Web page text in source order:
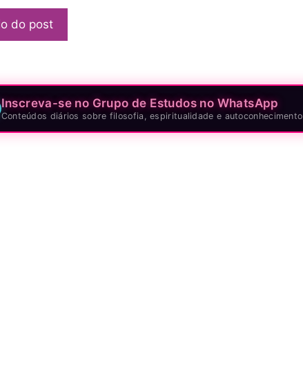
Inscreva-se no Grupo de Estudos no WhatsApp
Conteúdos diários sobre filosofia, espiritualidade e autoconhecimento